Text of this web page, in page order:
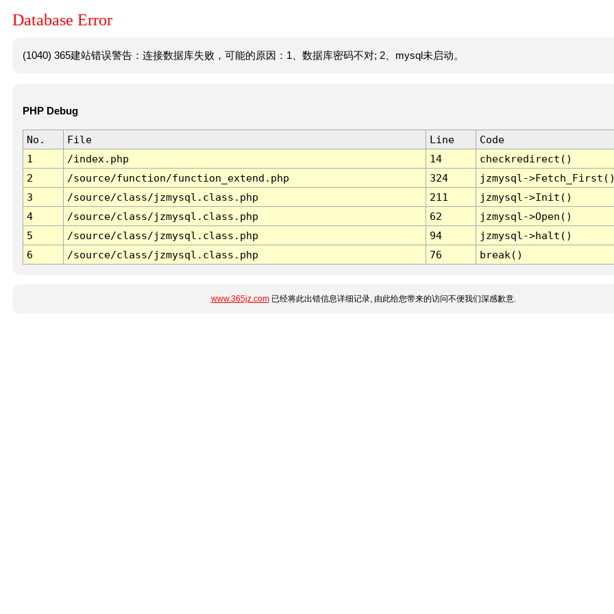
Database Error
(1040) 365建站错误警告：连接数据库失败，可能的原因：1、数据库密码不对; 2、mysql未启动。
PHP Debug
No. File Line
Code
1
/index.php 14
checkredirect()
2
/source/function/function_extend.php 324
jzmysql-
3
/source/class/jzmysql.class.php 211
jzmysql->Init()
4
/source/class/jzmysql.class.php 62
jzmysql->Open()
5
/source/class/jzmysql.class.php 94
jzmysql->halt()
6
/source/class/jzmysql.class.php 76 break()
www.365jz.com已经将此出错信息详细记录, 由此给您带来的访问不便我们深感歉意.